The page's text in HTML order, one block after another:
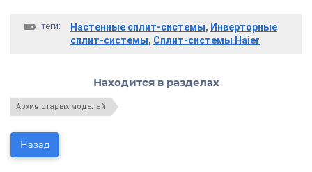
теги: Настенные сплит-системы, Инверторные
сплит-системы, Сплит-системы Haier
Находится в разделах
Архив старых моделей
Назад